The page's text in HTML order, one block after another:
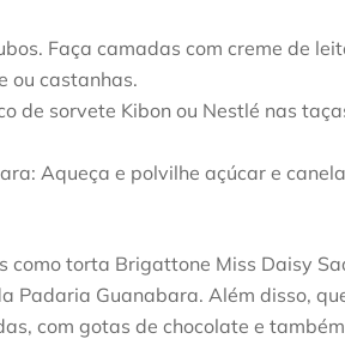
Faça camadas com creme de
ou castanhas.
de sorvete Kibon ou Nestlé nas
Aqueça e polvilhe açúcar e
como torta Brigattone Miss Daisy
Padaria Guanabara. Além disso,
com gotas de chocolate e